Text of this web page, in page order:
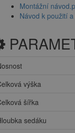
Montážní
Návod k použití
výška
šířka
sedáku